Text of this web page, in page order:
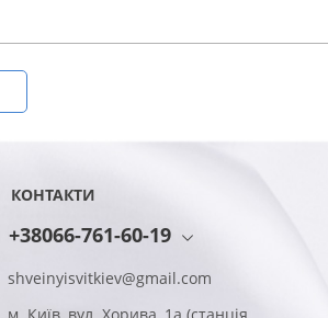
КОНТАКТИ
+38066-761-60-19
shveinyisvitkiev@gmail.com